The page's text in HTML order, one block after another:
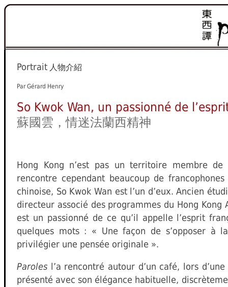
Portrait 人物介紹
Par Gérard Henry
So Kwok Wan, un passionné de
蘇國雲，情迷法蘭西精神
Hong Kong n’est pas un territoire membre
rencontre cependant beaucoup de
chinoise, So Kwok Wan est l’un d’eux. Ancien
directeur associé des programmes du Hong Kong
est un passionné de ce qu’il appelle l’esprit
quelques mots : « Une façon de s’opposer à
privilégier une pensée originale ».
Paroles l’a rencontré autour d’un café, lors
présenté avec son élégance habituelle,